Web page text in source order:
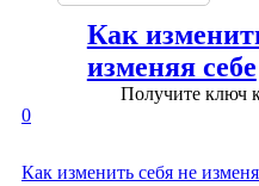
Как
изменяя себе
Получите ключ
0
Как изменить себя не